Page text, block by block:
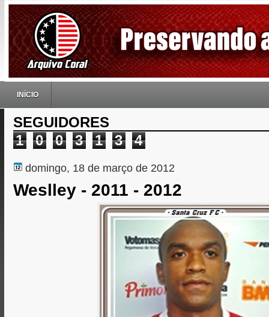
INÍCIO
SEGUIDORES
1
0 0 3 1 3 4
domingo, 18 de março de 2012
Weslley - 2011 - 2012